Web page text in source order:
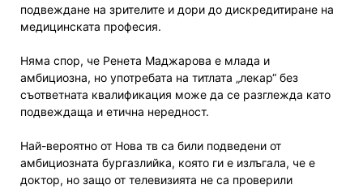
подвеждане на зрителите и дори до дискредитиране на
медицинската професия.
Няма спор, че Ренета Маджарова е млада и
амбициозна, но употребата на титлата „лекар“ без
съответната квалификация може да се разглежда като
подвеждаща и етична нередност.
Най-вероятно от Нова тв са били подведени от
амбициозната бургазлийка, която ги е излъгала, че е
доктор, но защо от телевизията не са проверили